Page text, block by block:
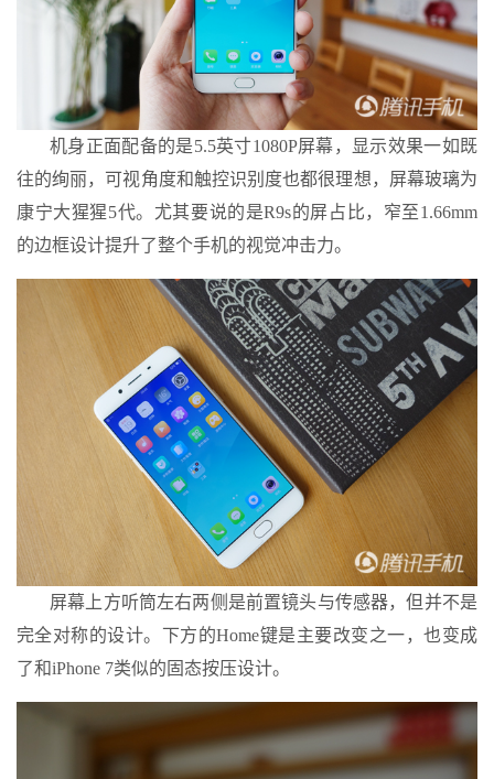
机身正面配备的是5.5英寸1080P屏幕，显示效果一如既
往的绚丽，可视角度和触控识别度也都很理想，屏幕玻璃为
康宁大猩猩5代。尤其要说的是R9s的屏占比，窄至1.66mm
的边框设计提升了整个手机的视觉冲击力。
屏幕上方听筒左右两侧是前置镜头与传感器，但并不是
完全对称的设计。下方的Home键是主要改变之一，也变成
了和iPhone 7类似的固态按压设计。